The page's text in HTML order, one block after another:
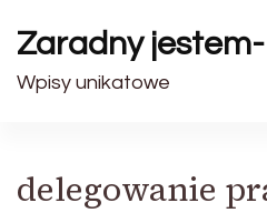
Zaradny
Wpisy unikatowe
delegowanie